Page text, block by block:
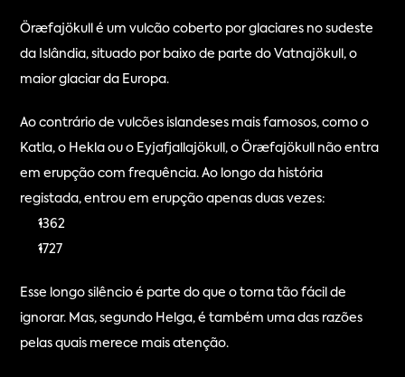
Öræfajökull é um vulcão coberto por glaciares no sudeste
da Islândia, situado por baixo de parte do Vatnajökull, o
maior glaciar da Europa.
Ao contrário de vulcões islandeses mais famosos, como o
Katla, o Hekla ou o Eyjafjallajökull, o Öræfajökull não entra
em erupção com frequência. Ao longo da história
registada, entrou em erupção apenas duas vezes:
1362
1727
Esse longo silêncio é parte do que o torna tão fácil de
ignorar. Mas, segundo Helga, é também uma das razões
pelas quais merece mais atenção.